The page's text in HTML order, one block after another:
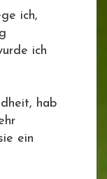
ich,
ich
hab
ein